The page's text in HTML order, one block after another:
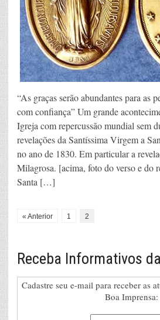
“As graças serão abundantes para as
com confiança” Um grande
Igreja com repercussão mundial sem
revelações da Santíssima Virgem a
no ano de 1830. Em particular a
Milagrosa. [acima, foto do verso e do
Santa […]
« Anterior 1 2
Receba Informativos
Cadastre seu e-mail para receber as
Boa Imprensa: